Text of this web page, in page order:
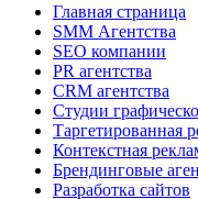
Главная страница
SMM Агентства
SEO компании
PR агентства
CRM агентства
Студии
Таргетированная
Контекстная
Брендинговые
Разработка сайтов